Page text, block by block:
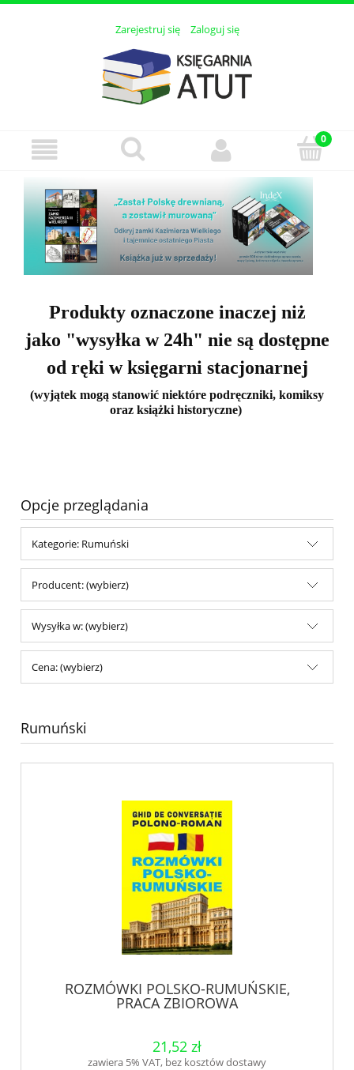
Zarejestruj się Zaloguj się
Produkty oznaczone inaczej niż
jako "wysyłka w 24h" nie są dostępne
od ręki w księgarni stacjonarnej
(wyjątek mogą stanowić niektóre podręczniki, komiksy
oraz książki historyczne)
Opcje przeglądania
Kategorie: Rumuński
Producent: (wybierz)
Wysyłka w: (wybierz)
Cena: (wybierz)
Rumuński
ROZMÓWKI POLSKO-RUMUŃSKIE,
PRACA ZBIOROWA
21,52 zł
zawiera 5% VAT, bez kosztów dostawy